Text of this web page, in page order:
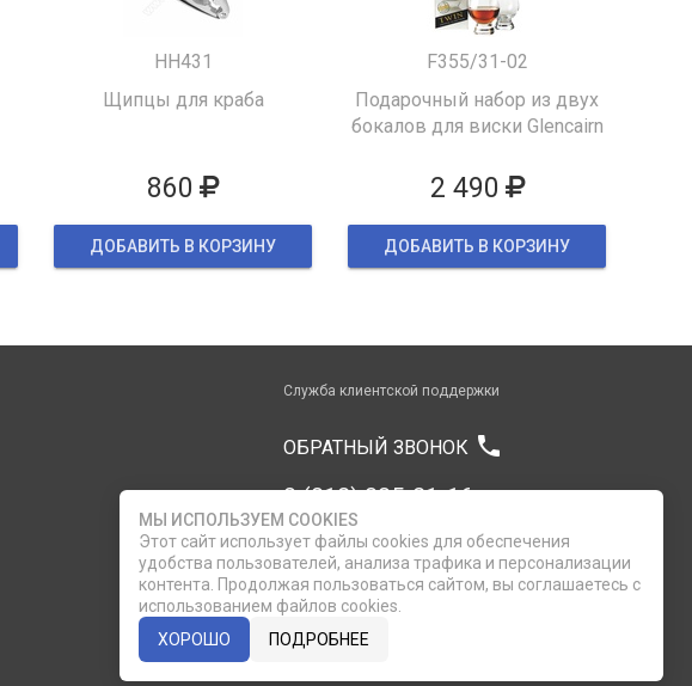
HH431
Щипцы для краба
860
ДОБАВИТЬ В КОРЗИНУ
F355/31-02
Подарочный набор из двух
бокалов для виски Glencairn
2 490
ДОБАВИТЬ В КОРЗИНУ
Служба клиентской поддержки
ОБРАТНЫЙ ЗВОНОК phone
8 (812) 335-21-16
8 (812) 335-21-17
7 (911) 947-43-48
МЫ ИСПОЛЬЗУЕМ COOKIES
Этот сайт использует файлы cookies для обеспечения
удобства пользователей, анализа трафика и персонализации
контента. Продолжая пользоваться сайтом, вы соглашаетесь с
использованием файлов cookies.
ХОРОШО
ПОДРОБНЕЕ